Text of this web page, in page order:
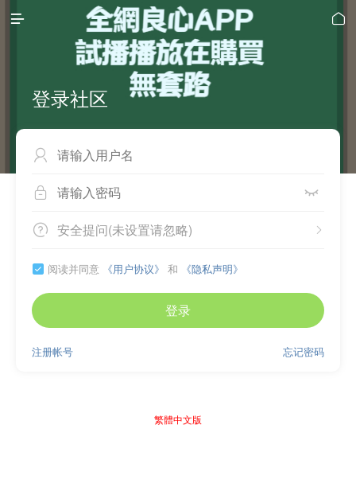
 
登录社区

 
 
安全提问(未设置请忽略)
 阅读并同意 《用户协议》 和 《隐私声明》
登录
忘记密码
注册帐号
繁體中文版